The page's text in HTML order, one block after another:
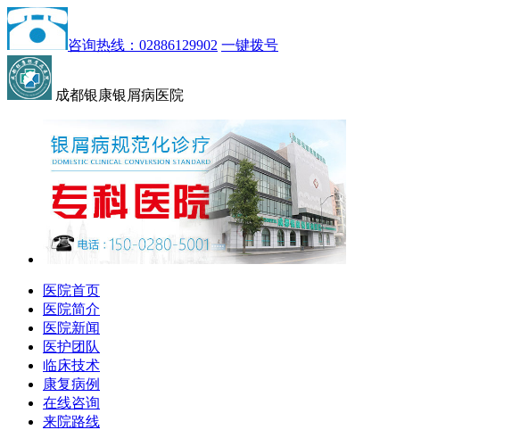
咨询热线：02886129902 一键拨号
成都银康银屑病医院
医院首页
医院简介
医院新闻
医护团队
临床技术
康复病例
在线咨询
来院路线